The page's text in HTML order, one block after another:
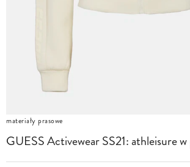
materiały prasowe
GUESS Activewear SS21: athleisure w